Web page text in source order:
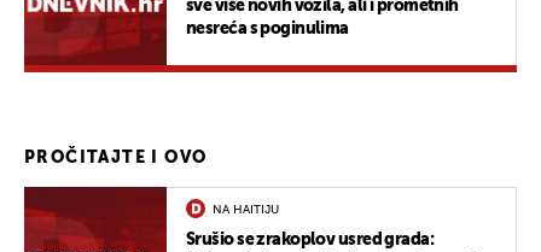
sve više novih vozila, ali i prometnih
nesreća s poginulima
PROČITAJTE I OVO
NA HAITIJU
Srušio se zrakoplov usred grada: